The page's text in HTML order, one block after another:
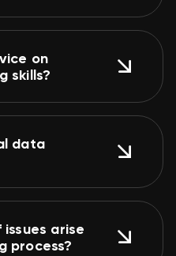
on
skills?
data
arise
process?